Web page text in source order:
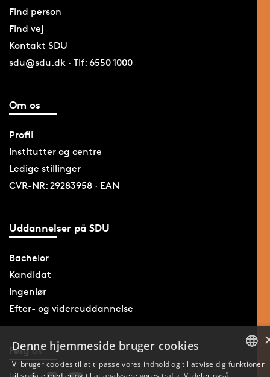
Find person
Find vej
Kontakt SDU
sdu@sdu.dk · Tlf: 6550 1000
Om os
Profil
Institutter og centre
Ledige stillinger
CVR-NR: 29283958 · EAN
Uddannelser på SDU
Bachelor
Kandidat
Ingeniør
Efter- og videreuddannelse
Følg os
Denne hjemmeside bruger cookies
Vi bruger cookies til at tilpasse vores indhold og til at vise dig funktioner